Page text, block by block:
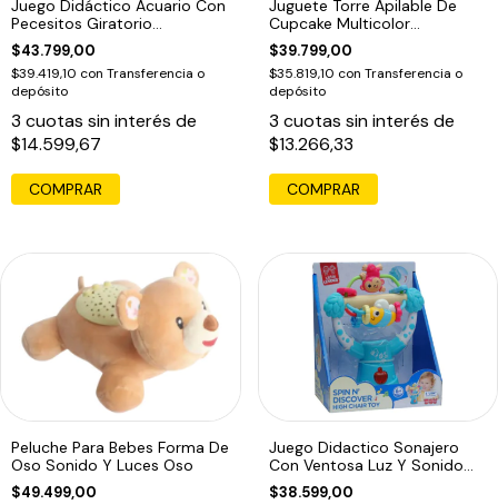
Juego Didáctico Acuario Con
Pecesitos Giratorio
Multicolor
$43.799,00
$39.419,10 con Transferencia o
depósito
3 cuotas sin interés de
$14.599,67
Juguete Torre Apilable De
Cupcake Multicolor
Multicolor
$39.799,00
$35.819,10 con Transferencia o
depósito
3 cuotas sin interés de
$13.266,33
Peluche Para Bebes Forma De
Oso Sonido Y Luces Oso
$49.499,00
Juego Didactico Sonajero
Con Ventosa Luz Y Sonido
Azul
$38.599,00